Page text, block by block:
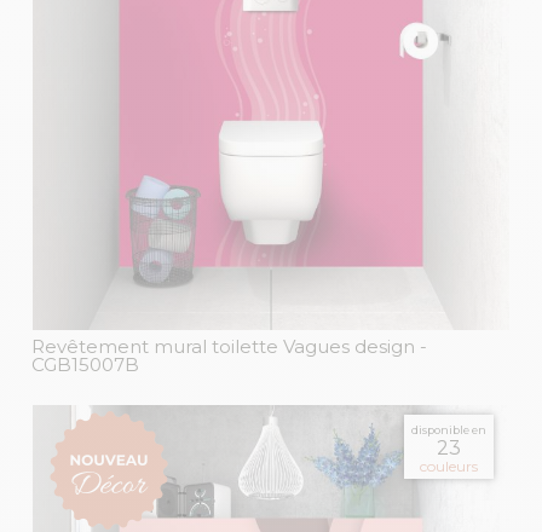
Revêtement mural toilette Vagues design -
CGB15007B
disponible en
23
couleurs